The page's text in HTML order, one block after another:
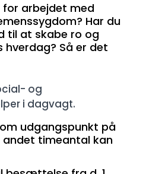
for arbejdet med
Har du
til at skabe ro og
hverdag? Så er det
og
i dagvagt.
udgangspunkt på
andet timeantal kan